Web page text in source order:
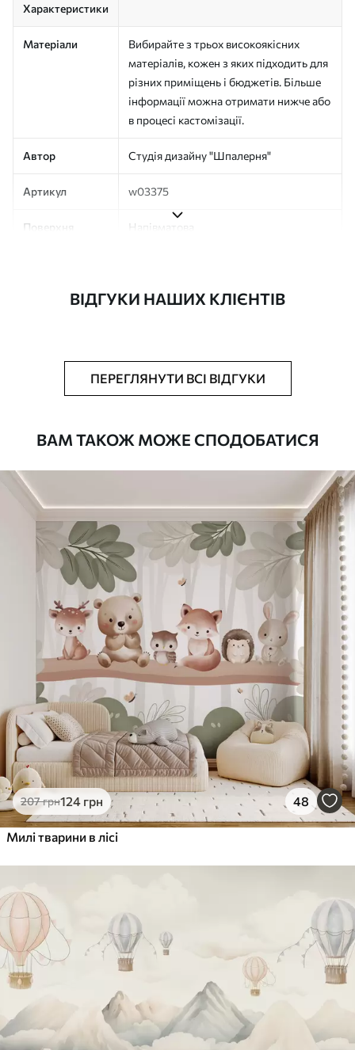
Характеристики
Матеріали
Вибирайте з трьох високоякісних
матеріалів, кожен з яких підходить для
різних приміщень і бюджетів. Більше
інформації можна отримати нижче або
в процесі кастомізації.
Автор Студія дизайну "Шпалерня"
Артикул w03375
Поверхня Напівматова
Обережно очищайте м’якою губкою.
Як клеїти? Наклеювання встик
Наші матеріали
Стандарт
831499 грн/м²
Преміум
640грн /м²
Преміум Вініл
1216 730 грн /м²
Peel and Stick
1458875 грн/м²
ВІДГУКИ НАШИХ КЛІЄНТІВ
ПЕРЕГЛЯНУТИ ВСІ ВІДГУКИ
ВАМ ТАКОЖ МОЖЕ СПОДОБАТИСЯ
207грн124 грн 48
Милі тварини в лісі